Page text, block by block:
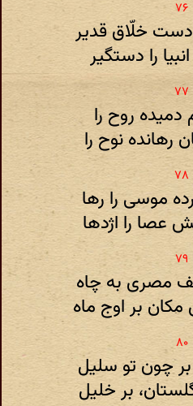
خلّاق قدیر
را دستگیر
دمیده روح را
رهانده نوح را
موسی را رها
عصا را اژدها
مصری به چاه
بر اوج ماه
بر چون تو سلیل
بر خلیل